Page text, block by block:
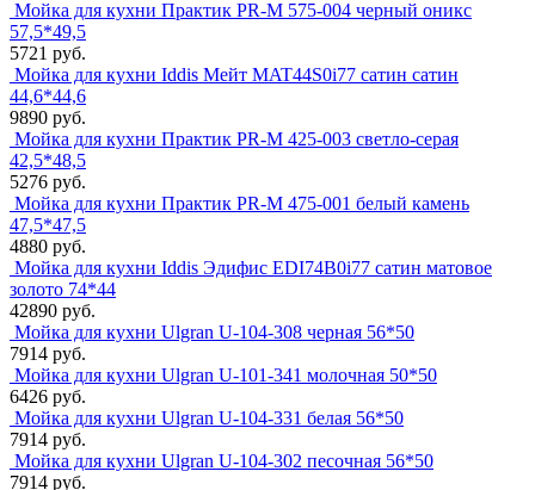
Мойка для кухни Практик PR-M 575-004 черный оникс
57,5*49,5
5721 руб.
Мойка для кухни Iddis Мейт MAT44S0i77 сатин сатин
44,6*44,6
9890 руб.
Мойка для кухни Практик PR-M 425-003 светло-серая
42,5*48,5
5276 руб.
Мойка для кухни Практик PR-M 475-001 белый камень
47,5*47,5
4880 руб.
Мойка для кухни Iddis Эдифис EDI74B0i77 сатин матовое
золото 74*44
42890 руб.
Мойка для кухни Ulgran U-104-308 черная 56*50
7914 руб.
Мойка для кухни Ulgran U-101-341 молочная 50*50
6426 руб.
Мойка для кухни Ulgran U-104-331 белая 56*50
7914 руб.
Мойка для кухни Ulgran U-104-302 песочная 56*50
7914 руб.